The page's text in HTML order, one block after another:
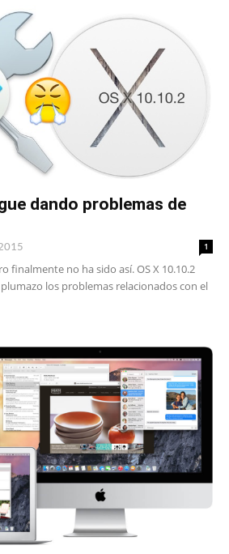
dando problemas de
1
finalmente no ha sido así. OS X 10.10.2
los problemas relacionados con el